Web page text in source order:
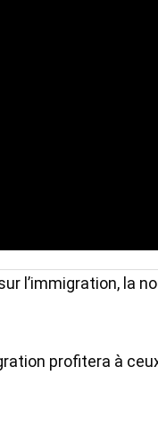
l’immigration, la
profitera à